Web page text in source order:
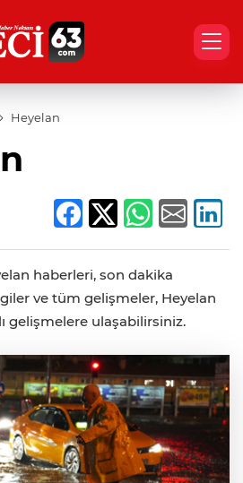
Heyelan
haberleri, son dakika
ve tüm gelişmeler, Heyelan
gelişmelere ulaşabilirsiniz.